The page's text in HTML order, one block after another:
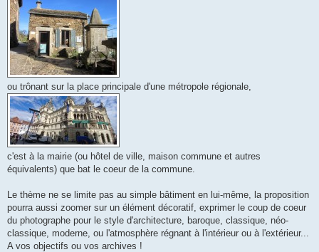
ou trônant sur la place principale d'une métropole régionale,
c'est à la mairie (ou hôtel de ville, maison commune et autres
équivalents) que bat le coeur de la commune.
Le thème ne se limite pas au simple bâtiment en lui-même, la proposition
pourra aussi zoomer sur un élément décoratif, exprimer le coup de coeur
du photographe pour le style d'architecture, baroque, classique, néo-
classique, moderne, ou l'atmosphère régnant à l'intérieur ou à l'extérieur...
A vos objectifs ou vos archives !